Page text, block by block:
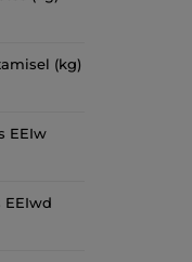
(kg)
EEIw
EEIwd